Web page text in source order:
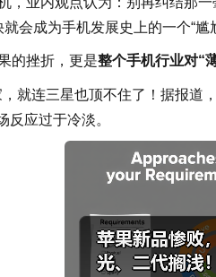
会成为手机发展史上的一个“尴
的挫折，更是整个手机行业对“
就连三星也顶不住了！据报道，
反应过于冷淡。